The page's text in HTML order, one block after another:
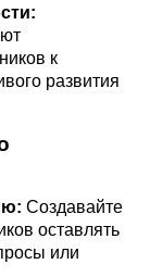
к
развития
Создавайте
оставлять
или